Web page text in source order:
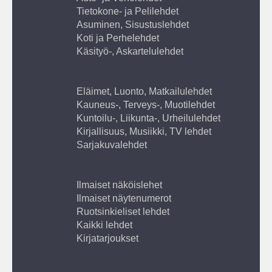
Tietokone- ja Pelilehdet
Asuminen, Sisustuslehdet
Koti ja Perhelehdet
Käsityö-, Askartelulehdet
Eläimet, Luonto, Matkailulehdet
Kauneus-, Terveys-, Muotilehdet
Kuntoilu-, Liikunta-, Urheilulehdet
Kirjallisuus, Musiikki, TV lehdet
Sarjakuvalehdet
Ilmaiset näköislehet
Ilmaiset näytenumerot
Ruotsinkieliset lehdet
Kaikki lehdet
Kirjatarjoukset